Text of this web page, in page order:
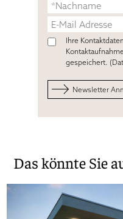
Ihre
gespeichert. (
Das könnte Sie